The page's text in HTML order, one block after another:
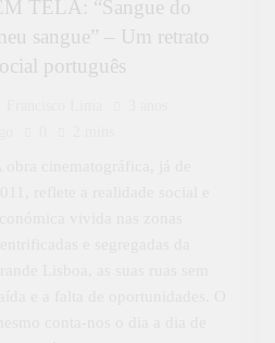
TELA: “Sangue do
sangue” – Um retrato
português